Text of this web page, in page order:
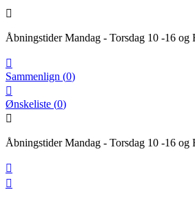

Åbningstider Mandag - Torsdag 10 -16 og

Sammenlign (0)

Ønskeliste (0)

Åbningstider Mandag - Torsdag 10 -16 og

